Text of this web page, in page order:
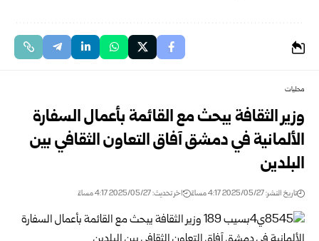
محليات
وزير الثقافة يبحث مع القائمة بأعمال السفارة
الألمانية في دمشق آفاق التعاون الثقافي بين
البلدين
تاريخ النشر: 2025/05/27 4:17 مساءً اخر تحديث: 2025/05/27 4:17 مساءً